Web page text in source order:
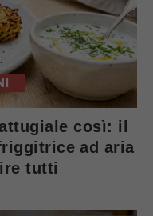
così: il
ad aria
tutti